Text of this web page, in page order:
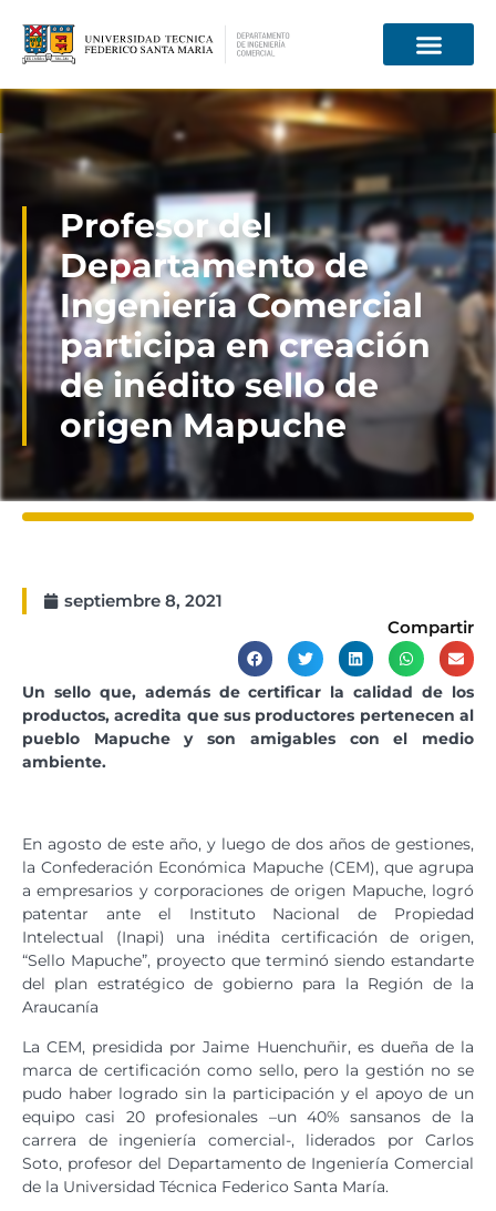
Información para
Profesor del
Departamento de
Ingeniería Comercial
participa en creación
de inédito sello de
origen Mapuche
septiembre 8, 2021
Compartir
Un sello que, además de certificar la calidad de los
productos, acredita que sus productores pertenecen al
pueblo Mapuche y son amigables con el medio
ambiente.
En agosto de este año, y luego de dos años de gestiones,
la Confederación Económica Mapuche (CEM), que agrupa
a empresarios y corporaciones de origen Mapuche, logró
patentar ante el Instituto Nacional de Propiedad
Intelectual (Inapi) una inédita certificación de origen,
“Sello Mapuche”, proyecto que terminó siendo estandarte
del plan estratégico de gobierno para la Región de la
Araucanía
La CEM, presidida por Jaime Huenchuñir, es dueña de la
marca de certificación como sello, pero la gestión no se
pudo haber logrado sin la participación y el apoyo de un
equipo casi 20 profesionales –un 40% sansanos de la
carrera de ingeniería comercial-, liderados por Carlos
Soto, profesor del Departamento de Ingeniería Comercial
de la Universidad Técnica Federico Santa María.